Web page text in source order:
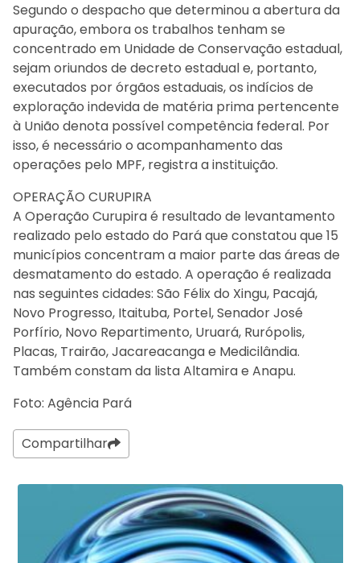
Segundo o despacho que determinou a abertura da
apuração, embora os trabalhos tenham se
concentrado em Unidade de Conservação estadual,
sejam oriundos de decreto estadual e, portanto,
executados por órgãos estaduais, os indícios de
exploração indevida de matéria prima pertencente
à União denota possível competência federal. Por
isso, é necessário o acompanhamento das
operações pelo MPF, registra a instituição.
OPERAÇÃO CURUPIRA
A Operação Curupira é resultado de levantamento
realizado pelo estado do Pará que constatou que 15
municípios concentram a maior parte das áreas de
desmatamento do estado. A operação é realizada
nas seguintes cidades: São Félix do Xingu, Pacajá,
Novo Progresso, Itaituba, Portel, Senador José
Porfírio, Novo Repartimento, Uruará, Rurópolis,
Placas, Trairão, Jacareacanga e Medicilândia.
Também constam da lista Altamira e Anapu.
Foto: Agência Pará
Compartilhar